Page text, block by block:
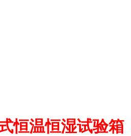
恒温恒湿试验箱